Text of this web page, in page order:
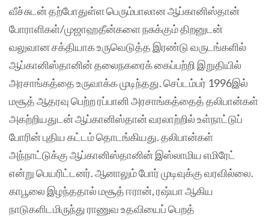
வீச்சுடன் தற்போதுள்ள பெரும்பாலான ஆப்கானிஸ்தான்
போராளிகள்/முஜாஹதீன்களை நசுக்கும் திறனுடன்
வலுவான சக்தியாக உருவெடுத்த இரண்டு வருடங்களில்
ஆப்கானிஸ்தானின் தலைநகரைக் கைப்பற்றி இறுதியில்
அரசாங்கத்தை உருவாக்க முடிந்தது. செப்டம்பர் 1996இல்
மசூத் ஆதரவு பெற்ற ரப்பானி அரசாங்கத்தைத் தலிபான்கள்
அகற்றியதுடன் ஆப்கானிஸ்தான் வரலாற்றில் உள்நாட்டுப்
போரின் புதிய கட்டம் தொடங்கியது. தலிபான்கள்
அந்நாட்டுக்கு ஆப்கானிஸ்தானின் இஸ்லாமிய எமிரேட்
என்று பெயரிட்டனர். ஆனாலும் போர் முடிவுக்கு வரவில்லை.
காபூலை இழந்ததால் மசூத் ஈரான், ரஷ்யா ஆகிய
நாடுகளிடமிருந்து ராணுவ உதவியைப் பெறத்